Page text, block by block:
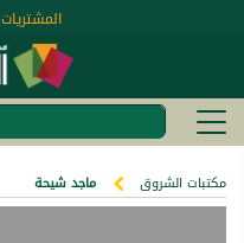
المشتريات
مكتبات الشروق ماجد شيحة